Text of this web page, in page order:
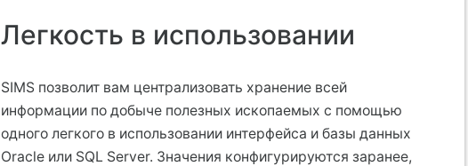
Легкость в использовании
SIMS позволит вам централизовать хранение всей
информации по добыче полезных ископаемых с помощью
одного легкого в использовании интерфейса и базы данных
Oracle или SQL Server. Значения конфигурируются заранее,